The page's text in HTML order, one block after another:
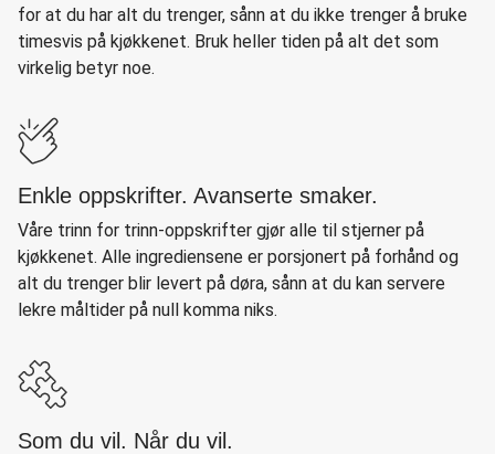
for at du har alt du trenger, sånn at du ikke trenger å bruke
timesvis på kjøkkenet. Bruk heller tiden på alt det som
virkelig betyr noe.
Enkle oppskrifter. Avanserte smaker.
Våre trinn for trinn-oppskrifter gjør alle til stjerner på
kjøkkenet. Alle ingrediensene er porsjonert på forhånd og
alt du trenger blir levert på døra, sånn at du kan servere
lekre måltider på null komma niks.
Som du vil. Når du vil.